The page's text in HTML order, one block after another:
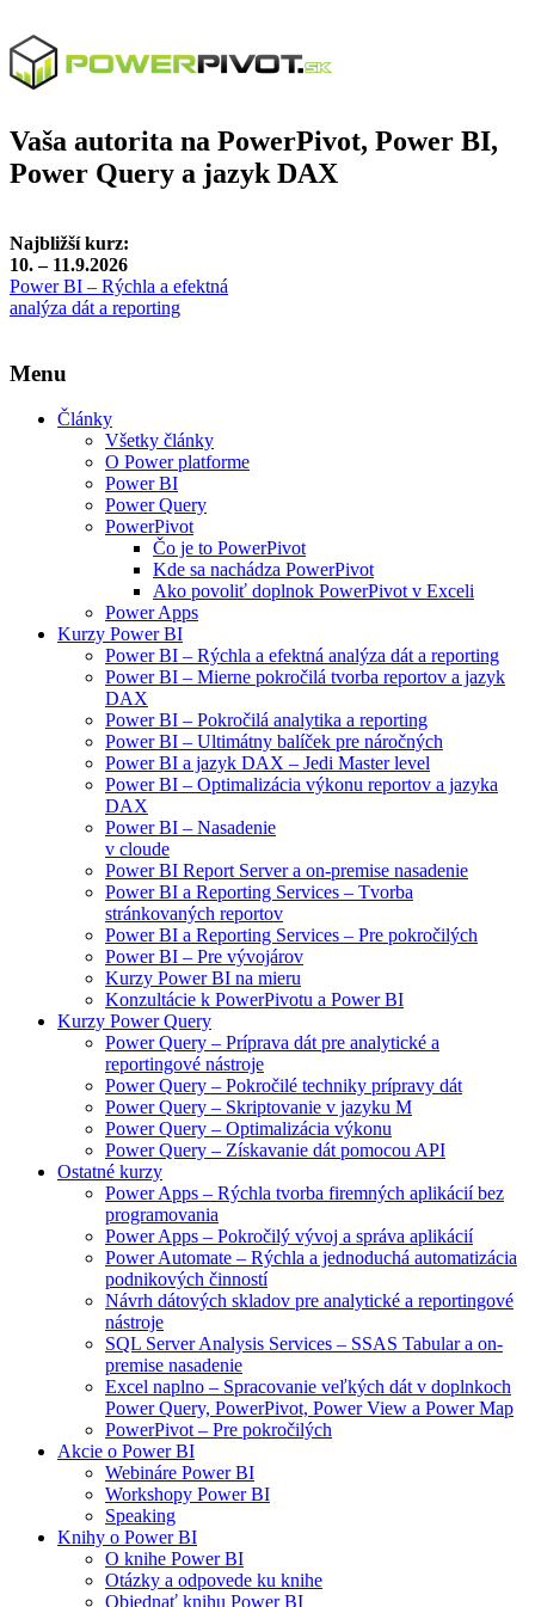
Vaša autorita na PowerPivot, Power BI,
Power Query a jazyk DAX
Najbližší kurz:
10. – 11.9.2026
Power BI – Rýchla a efektná
analýza dát a reporting
Menu
Články
Všetky články
O Power platforme
Power BI
Power Query
PowerPivot
Čo je to PowerPivot
Kde sa nachádza PowerPivot
Ako povoliť doplnok PowerPivot v Exceli
Power Apps
Kurzy Power BI
Power BI – Rýchla a efektná analýza dát a reporting
Power BI – Mierne pokročilá tvorba reportov a jazyk
DAX
Power BI – Pokročilá analytika a reporting
Power BI – Ultimátny balíček pre náročných
Power BI a jazyk DAX – Jedi Master level
Power BI – Optimalizácia výkonu reportov a jazyka
DAX
Power BI – Nasadenie
v cloude
Power BI Report Server a on-premise nasadenie
Power BI a Reporting Services – Tvorba
stránkovaných reportov
Power BI a Reporting Services – Pre pokročilých
Power BI – Pre vývojárov
Kurzy Power BI na mieru
Konzultácie k PowerPivotu a Power BI
Kurzy Power Query
Power Query – Príprava dát pre analytické a
reportingové nástroje
Power Query – Pokročilé techniky prípravy dát
Power Query – Skriptovanie v jazyku M
Power Query – Optimalizácia výkonu
Power Query – Získavanie dát pomocou API
Ostatné kurzy
Power Apps – Rýchla tvorba firemných aplikácií bez
programovania
Power Apps – Pokročilý vývoj a správa aplikácií
Power Automate – Rýchla a jednoduchá automatizácia
podnikových činností
Návrh dátových skladov pre analytické a reportingové
nástroje
SQL Server Analysis Services – SSAS Tabular a on-
premise nasadenie
Excel naplno – Spracovanie veľkých dát v doplnkoch
Power Query, PowerPivot, Power View a Power Map
PowerPivot – Pre pokročilých
Akcie o Power BI
Webináre Power BI
Workshopy Power BI
Speaking
Knihy o Power BI
O knihe Power BI
Otázky a odpovede ku knihe
Objednať knihu Power BI